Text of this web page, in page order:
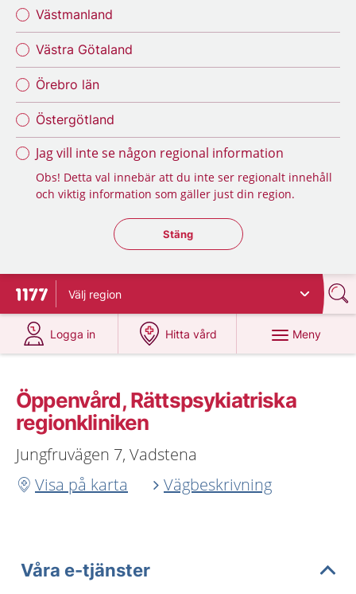
Västmanland
Västra Götaland
Örebro län
Östergötland
Jag vill inte se någon regional information
Obs! Detta val innebär att du inte ser regionalt innehåll
och viktig information som gäller just din region.
Stäng regionsväljaren
Stäng
Till startsidan för 1177
Välj region
Logga in
på 1177.se
Hitta vård
på 1177.se
Meny
Öppenvård, Rättspsykiatriska
regionkliniken
Jungfruvägen 7, Vadstena
Visa på karta
Vägbeskrivning
Våra e-tjänster